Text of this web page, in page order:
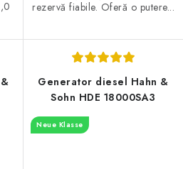
rezervă fiabile. Oferă o putere...
Generator diesel Hahn &
Sohn HDE 18000SA3
Neue Klasse